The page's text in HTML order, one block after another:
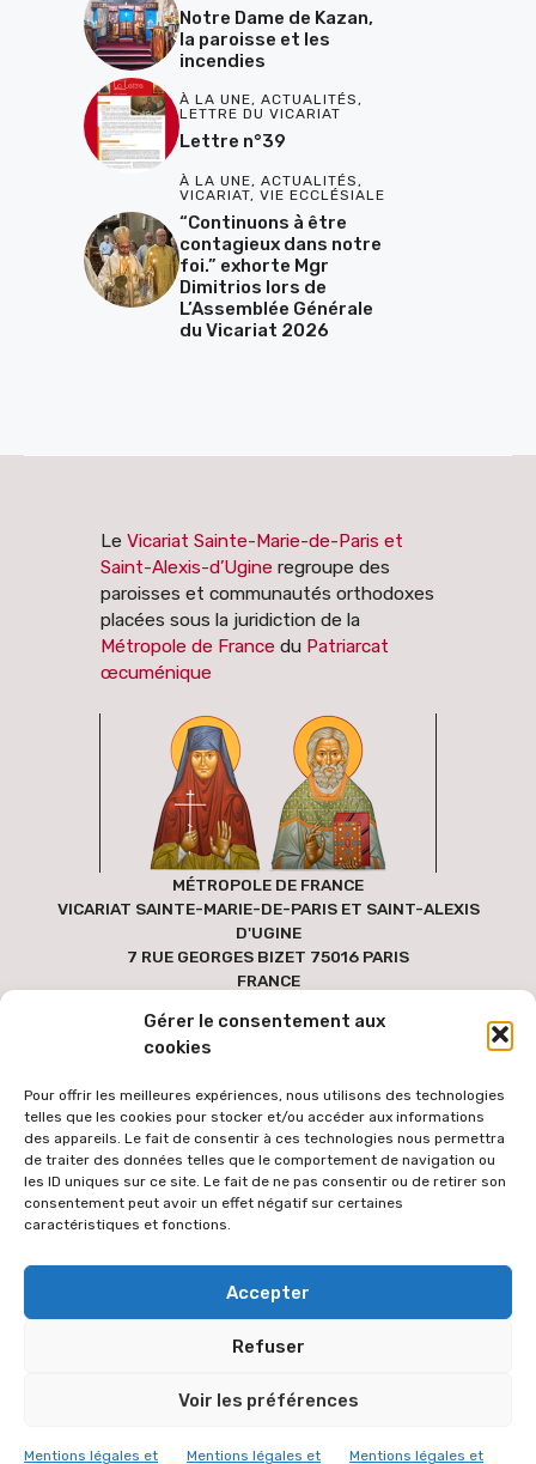
Gérer le consentement aux
cookies
Pour offrir les meilleures expériences, nous utilisons des technologies
telles que les cookies pour stocker et/ou accéder aux informations
des appareils. Le fait de consentir à ces technologies nous permettra
de traiter des données telles que le comportement de navigation ou
les ID uniques sur ce site. Le fait de ne pas consentir ou de retirer son
consentement peut avoir un effet négatif sur certaines
caractéristiques et fonctions.
Accepter
Refuser
Voir les préférences
Mentions légales et Mentions légales et Mentions légales et
Notre Dame de Kazan,
la paroisse et les
incendies
À LA UNE, ACTUALITÉS,
LETTRE DU VICARIAT
Lettre n°39
À LA UNE, ACTUALITÉS,
VICARIAT, VIE ECCLÉSIALE
“Continuons à être
contagieux dans notre
foi.” exhorte Mgr
Dimitrios lors de
L’Assemblée Générale
du Vicariat 2026
Le Vicariat Sainte-Marie-de-Paris et
Saint-Alexis-d’Ugine regroupe des
paroisses et communautés orthodoxes
placées sous la juridiction de la
Métropole de France du Patriarcat
œcuménique
MÉTROPOLE DE FRANCE
VICARIAT SAINTE-MARIE-DE-PARIS ET SAINT-ALEXIS
D'UGINE
7 RUE GEORGES BIZET 75016 PARIS
FRANCE
Pour faciliter l'accès au site par le plus grand nombre, les textes
des versions étrangères sont générées via une extension de
française. Le texte traduit peut donc comporter des erreurs de
L'équipe éditoriale vous remercie de votre compréhension.